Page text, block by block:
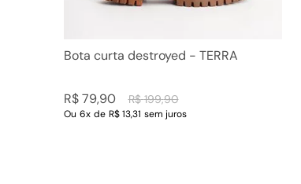
Bota curta destroyed - TERRA
R$ 199,90
R$ 79,90
Ou 6x de R$ 13,31 sem juros